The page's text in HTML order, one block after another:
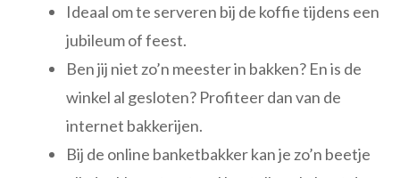
Ideaal om te serveren bij de koffie tijdens een
jubileum of feest.
Ben jij niet zo’n meester in bakken? En is de
winkel al gesloten? Profiteer dan van de
internet bakkerijen.
Bij de online banketbakker kan je zo’n beetje